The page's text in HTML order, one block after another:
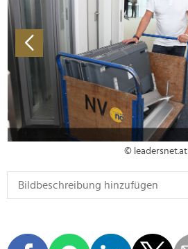
© leadersnet.at